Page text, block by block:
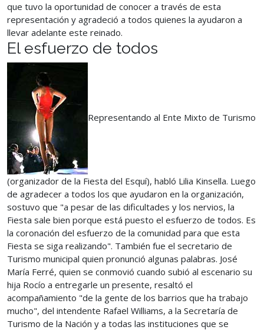
que tuvo la oportunidad de conocer a través de esta
representación y agradeció a todos quienes la ayudaron a
llevar adelante este reinado.
El esfuerzo de todos
Representando al Ente Mixto de Turismo
(organizador de la Fiesta del Esquí), habló Lilia Kinsella. Luego
de agradecer a todos los que ayudaron en la organización,
sostuvo que "a pesar de las dificultades y los nervios, la
Fiesta sale bien porque está puesto el esfuerzo de todos. Es
la coronación del esfuerzo de la comunidad para que esta
Fiesta se siga realizando". También fue el secretario de
Turismo municipal quien pronunció algunas palabras. José
María Ferré, quien se conmovió cuando subió al escenario su
hija Rocío a entregarle un presente, resaltó el
acompañamiento "de la gente de los barrios que ha trabajo
mucho", del intendente Rafael Williams, a la Secretaría de
Turismo de la Nación y a todas las instituciones que se